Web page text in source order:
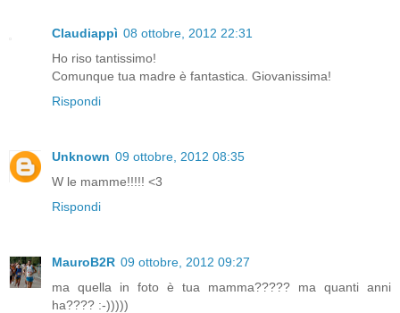
Claudiappì 08 ottobre, 2012 22:31
Ho riso tantissimo!
Comunque tua madre è fantastica. Giovanissima!
Rispondi
Unknown 09 ottobre, 2012 08:35
W le mamme!!!!! <3
Rispondi
MauroB2R 09 ottobre, 2012 09:27
ma quella in foto è tua mamma????? ma quanti anni
ha???? :-)))))